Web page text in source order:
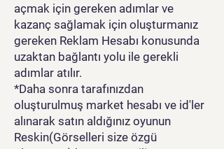
açmak için gereken adımlar ve
kazanç sağlamak için oluşturmanız
gereken Reklam Hesabı konusunda
uzaktan bağlantı yolu ile gerekli
adımlar atılır.
*Daha sonra tarafınızdan
oluşturulmuş market hesabı ve id'ler
alınarak satın aldığınız oyunun
Reskin(Görselleri size özgü